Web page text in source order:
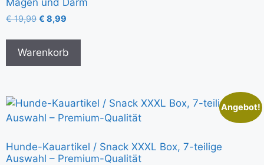
€19,99 € 8,99
Warenkorb
Angebot!
Hunde-Kauartikel / Snack XXXL Box, 7-teilige
Auswahl – Premium-Qualität